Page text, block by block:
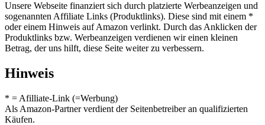
Unsere Webseite finanziert sich durch platzierte Werbeanzeigen und
sogenannten Affiliate Links (Produktlinks). Diese sind mit einem *
oder einem Hinweis auf Amazon verlinkt. Durch das Anklicken der
Produktlinks bzw. Werbeanzeigen verdienen wir einen kleinen
Betrag, der uns hilft, diese Seite weiter zu verbessern.
Hinweis
* = Afilliate-Link (=Werbung)
Als Amazon-Partner verdient der Seitenbetreiber an qualifizierten
Käufen.